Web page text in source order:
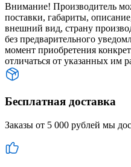
Внимание! Производитель
поставки, габариты,
внешний вид, страну
без предварительного
момент приобретения
отличаться от указанных им
Бесплатная доставка
Заказы от 5 000 рублей мы